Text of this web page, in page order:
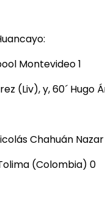
Montevideo 1
(Liv), y, 60´ Hugo
Chahuán
(Colombia) 0